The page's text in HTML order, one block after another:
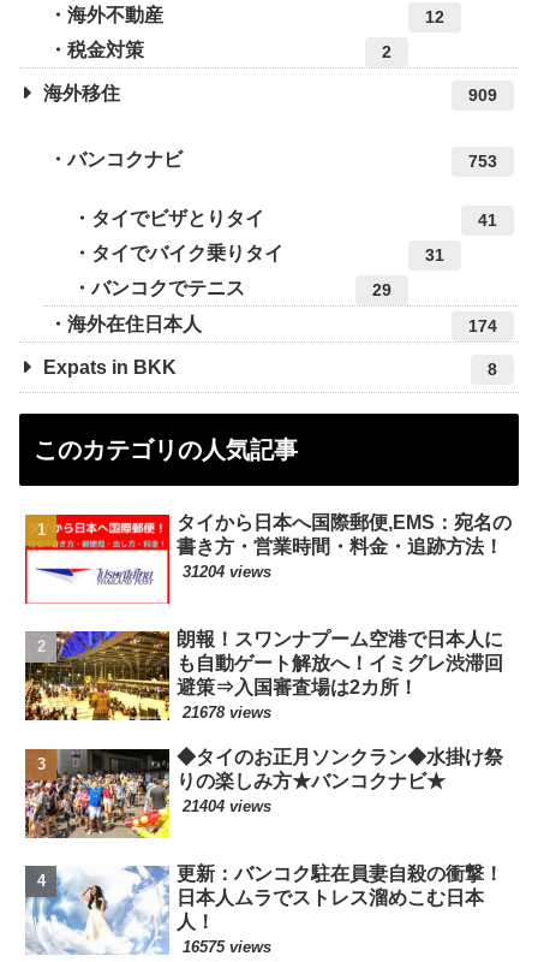
海外不動産 12
税金対策 2
海外移住 909
バンコクナビ 753
タイでビザとりタイ 41
タイでバイク乗りタイ 31
バンコクでテニス 29
海外在住日本人 174
Expats in BKK 8
このカテゴリの人気記事
タイから日本へ国際郵便,EMS：宛名の
書き方・営業時間・料金・追跡方法！
31204 views
朗報！スワンナプーム空港で日本人に
も自動ゲート解放へ！イミグレ渋滞回
避策⇒入国審査場は2カ所！
21678 views
◆タイのお正月ソンクラン◆水掛け祭
りの楽しみ方★バンコクナビ★
21404 views
更新：バンコク駐在員妻自殺の衝撃！
日本人ムラでストレス溜めこむ日本
人！
16575 views